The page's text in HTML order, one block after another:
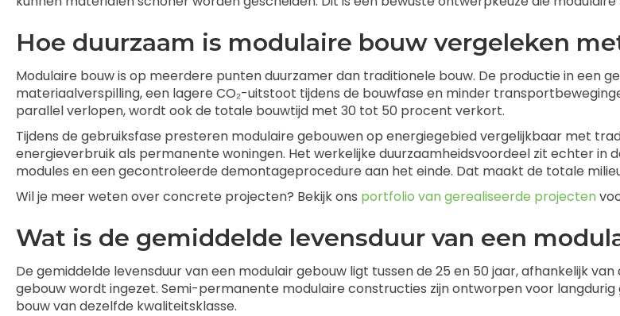
Hoe duurzaam is modulaire bouw vergeleken
Modulaire bouw is op meerdere punten duurzamer dan traditionele bouw. De productie in een
materiaalverspilling, een lagere CO₂-uitstoot tijdens de bouwfase en minder
parallel verlopen, wordt ook de totale bouwtijd met 30 tot 50 procent verkort.
Tijdens de gebruiksfase presteren modulaire gebouwen op energiegebied vergelijkbaar met
energieverbruik als permanente woningen. Het werkelijke duurzaamheidsvoordeel zit echter in
modules en een gecontroleerde demontageprocedure aan het einde. Dat maakt de totale
Wil je meer weten over concrete projecten? Bekijk ons portfolio van gerealiseerde projecten
Wat is de gemiddelde levensduur van een
De gemiddelde levensduur van een modulair gebouw ligt tussen de 25 en 50 jaar, afhankelijk
gebouw wordt ingezet. Semi-permanente modulaire constructies zijn ontworpen voor
bouw van dezelfde kwaliteitsklasse.